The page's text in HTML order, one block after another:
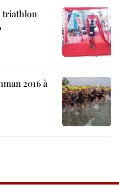
triathlon
2016 à